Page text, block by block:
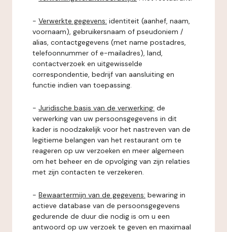
- Verwerkte gegevens: identiteit (aanhef, naam,
voornaam), gebruikersnaam of pseudoniem /
alias, contactgegevens (met name postadres,
telefoonnummer of e-mailadres), land,
contactverzoek en uitgewisselde
correspondentie, bedrijf van aansluiting en
functie indien van toepassing.
- Juridische basis van de verwerking: de
verwerking van uw persoonsgegevens in dit
kader is noodzakelijk voor het nastreven van de
legitieme belangen van het restaurant om te
reageren op uw verzoeken en meer algemeen
om het beheer en de opvolging van zijn relaties
met zijn contacten te verzekeren.
- Bewaartermijn van de gegevens: bewaring in
actieve database van de persoonsgegevens
gedurende de duur die nodig is om u een
antwoord op uw verzoek te geven en maximaal